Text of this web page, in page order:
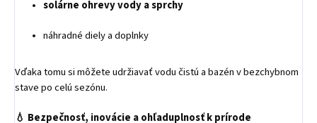
solárne ohrevy vody a sprchy
náhradné diely a doplnky
Vďaka tomu si môžete udržiavať vodu čistú a bazén v bezchybnom
stave po celú sezónu.
💧 Bezpečnosť, inovácie a ohľaduplnosť k prírode